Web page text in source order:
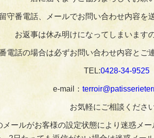
守番電話、メールでお問い合わせ内容を
お返事は休み明けになってしまいます
電話の場合は必ずお問い合わせ内容とご
TEL:0428‐34‐9525
e-mail：
お気軽にご相談ください
メールがお客様の設定状態により迷惑メ